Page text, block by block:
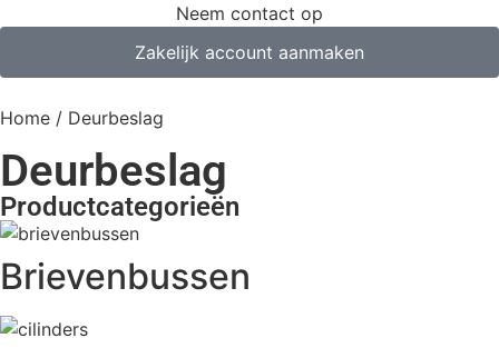
Neem contact op
Zakelijk account aanmaken
Home / Deurbeslag
Deurbeslag
Productcategorieën
Brievenbussen